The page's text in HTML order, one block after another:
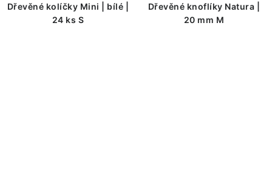
Dřevěné kolíčky Mini | bílé |
24 ks S
Dřevěné knoflíky Natura |
20 mm M